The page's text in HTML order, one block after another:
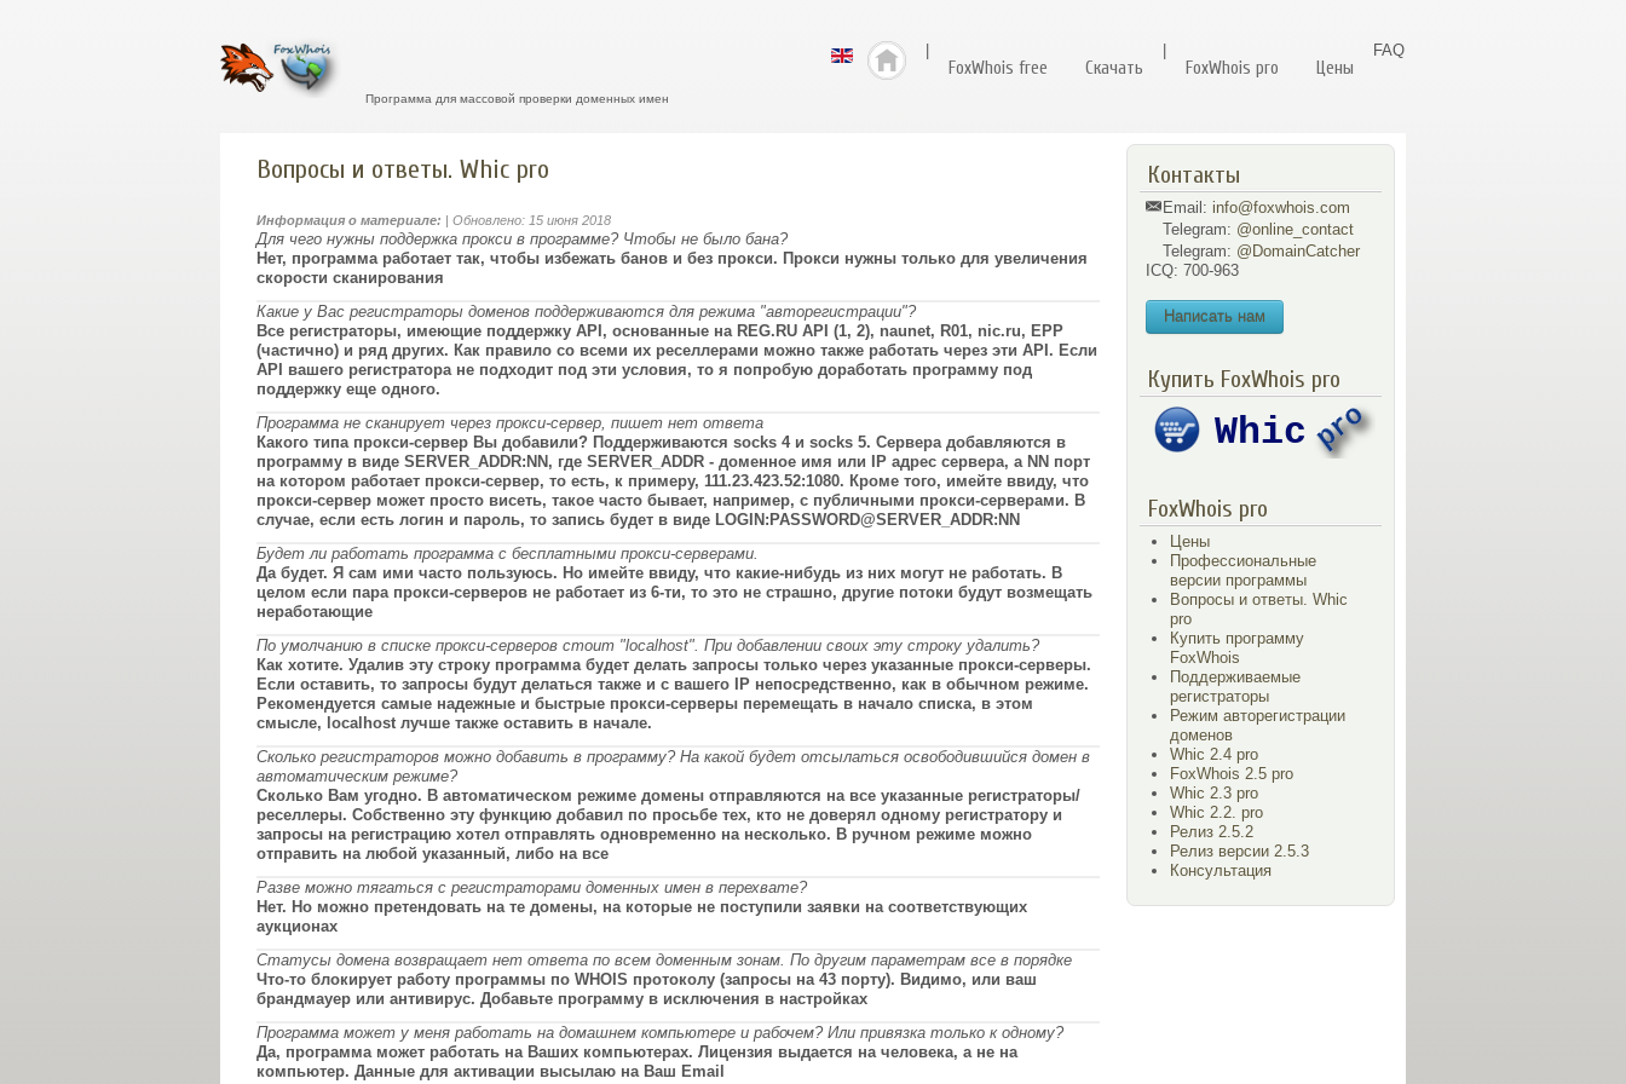
FoxWhois free Скачать FoxWhois pro Цены
FAQ
Программа для массовой проверки доменных имен
Контакты
Email: info@foxwhois.com
Telegram: @online_contact
Telegram: @DomainCatcher
ICQ: 700-963
Написать нам
Купить FoxWhois pro
FoxWhois pro
Цены
Профессиональные
версии программы
Вопросы и ответы. Whic
pro
Купить программу
FoxWhois
Поддерживаемые
регистраторы
Режим авторегистрации
доменов
Whic 2.4 pro
FoxWhois 2.5 pro
Whic 2.3 pro
Whic 2.2. pro
Релиз 2.5.2
Релиз версии 2.5.3
Консультация
Вопросы и ответы. Whic pro
Информация о материале: | Обновлено: 15 июня 2018
Для чего нужны поддержка прокси в программе? Чтобы не было бана?
Нет, программа работает так, чтобы избежать банов и без прокси. Прокси нужны только для увеличения
скорости сканирования
Какие у Вас регистраторы доменов поддерживаются для режима "авторегистрации"?
Все регистраторы, имеющие поддержку API, основанные на REG.RU API (1, 2), naunet, R01, nic.ru, EPP
(частично) и ряд других. Как правило со всеми их реселлерами можно также работать через эти API. Если
API вашего регистратора не подходит под эти условия, то я попробую доработать программу под
поддержку еще одного.
Программа не сканирует через прокси-сервер, пишет нет ответа
Какого типа прокси-сервер Вы добавили? Поддерживаются socks 4 и socks 5. Сервера добавляются в
программу в виде SERVER_ADDR:NN, где SERVER_ADDR - доменное имя или IP адрес сервера, а NN порт
на котором работает прокси-сервер, то есть, к примеру, 111.23.423.52:1080. Кроме того, имейте ввиду, что
прокси-сервер может просто висеть, такое часто бывает, например, с публичными прокси-серверами. В
случае, если есть логин и пароль, то запись будет в виде LOGIN:PASSWORD@SERVER_ADDR:NN
Будет ли работать программа с бесплатными прокси-серверами.
Да будет. Я сам ими часто пользуюсь. Но имейте ввиду, что какие-нибудь из них могут не работать. В
целом если пара прокси-серверов не работает из 6-ти, то это не страшно, другие потоки будут возмещать
неработающие
По умолчанию в списке прокси-серверов стоит "localhost". При добавлении своих эту строку удалить?
Как хотите. Удалив эту строку программа будет делать запросы только через указанные прокси-серверы.
Если оставить, то запросы будут делаться также и с вашего IP непосредственно, как в обычном режиме.
Рекомендуется самые надежные и быстрые прокси-серверы перемещать в начало списка, в этом
смысле, localhost лучше также оставить в начале.
Сколько регистраторов можно добавить в программу? На какой будет отсылаться освободившийся домен в
автоматическим режиме?
Сколько Вам угодно. В автоматическом режиме домены отправляются на все указанные регистраторы/
реселлеры. Собственно эту функцию добавил по просьбе тех, кто не доверял одному регистратору и
запросы на регистрацию хотел отправлять одновременно на несколько. В ручном режиме можно
отправить на любой указанный, либо на все
Разве можно тягаться с регистраторами доменных имен в перехвате?
Нет. Но можно претендовать на те домены, на которые не поступили заявки на соответствующих
аукционах
Статусы домена возвращает нет ответа по всем доменным зонам. По другим параметрам все в порядке
Что-то блокирует работу программы по WHOIS протоколу (запросы на 43 порту). Видимо, или ваш
брандмауер или антивирус. Добавьте программу в исключения в настройках
Программа может у меня работать на домашнем компьютере и рабочем? Или привязка только к одному?
Да, программа может работать на Ваших компьютерах. Лицензия выдается на человека, а не на
компьютер. Данные для активации высылаю на Ваш Email